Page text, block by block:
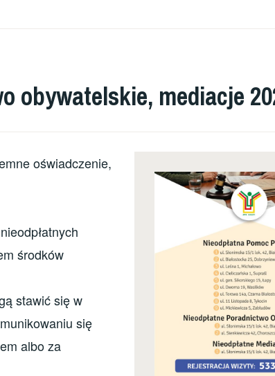
obywatelskie, mediacje
oświadczenie,
środków
stawić się w
się
albo za